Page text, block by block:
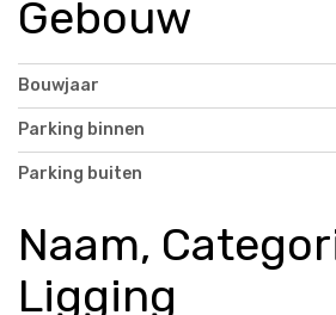
Gebouw
Bouwjaar
Parking binnen
Parking buiten
Naam,
Ligging